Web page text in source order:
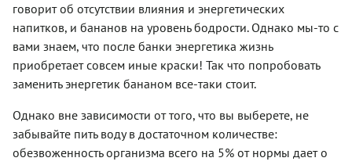
говорит об отсутствии влияния и энергетических
напитков, и бананов на уровень бодрости. Однако мы-то с
вами знаем, что после банки энергетика жизнь
приобретает совсем иные краски! Так что попробовать
заменить энергетик бананом все-таки стоит.
Однако вне зависимости от того, что вы выберете, не
забывайте пить воду в достаточном количестве:
обезвоженность организма всего на 5% от нормы дает о